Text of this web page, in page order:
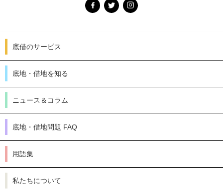
底借のサービス
底地・借地を知る
ニュース＆コラム
底地・借地問題 FAQ
用語集
私たちについて